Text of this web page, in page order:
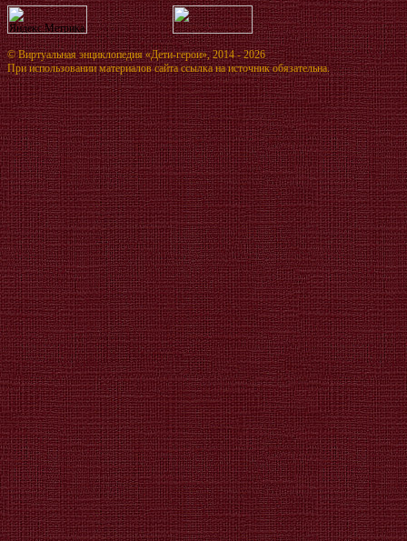
©Виртуальная энциклопедия «Дети-герои», 2014 - 2026
При использовании материалов сайта ссылка на источник обязательна.